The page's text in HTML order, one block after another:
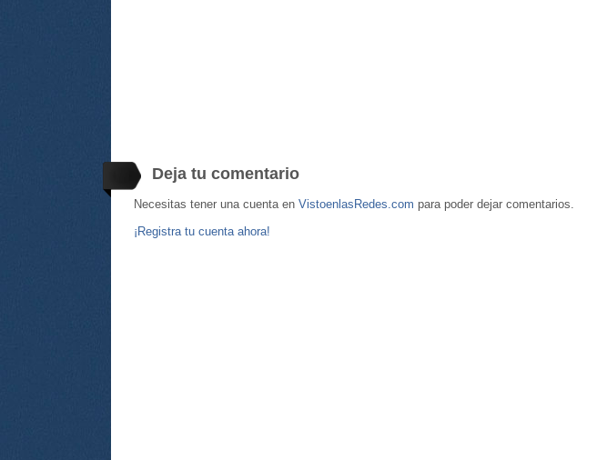
Deja tu comentario
Necesitas tener una cuenta en VistoenlasRedes.com para poder dejar comentarios.
¡Registra tu cuenta ahora!